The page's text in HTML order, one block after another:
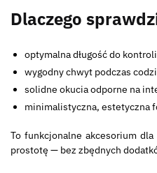
Dlaczego
optymalna długość do
wygodny chwyt podczas
solidne okucia odporne na
minimalistyczna, estetyczna
To funkcjonalne akcesorium
prostotę — bez zbędnych